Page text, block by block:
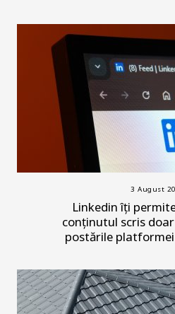
3 August
Linkedin îți
conținutul scris
postările